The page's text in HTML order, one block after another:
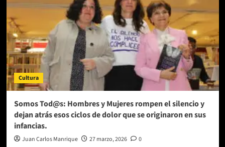
Cultura
Somos Tod@s: Hombres y Mujeres rompen el silencio y
dejan atrás esos ciclos de dolor que se originaron en sus
infancias.
Juan Carlos Manrique 27 marzo, 2026
0